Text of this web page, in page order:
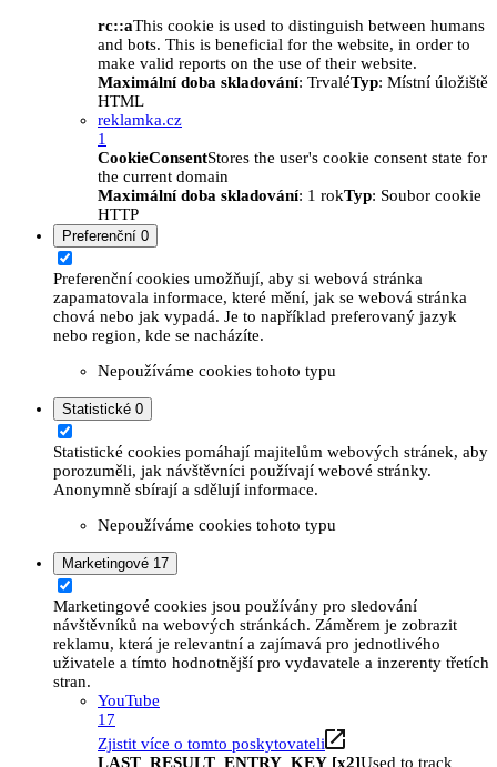
rc::aThis cookie is used to distinguish between humans
and bots. This is beneficial for the website, in order to
make valid reports on the use of their website.
Maximální doba skladování: TrvaléTyp: Místní úložiště
HTML
reklamka.cz
1
CookieConsentStores the user's cookie consent state for
the current domain
Maximální doba skladování: 1 rokTyp: Soubor cookie
HTTP
Preferenční 0
Preferenční cookies umožňují, aby si webová stránka
zapamatovala informace, které mění, jak se webová stránka
chová nebo jak vypadá. Je to například preferovaný jazyk
nebo region, kde se nacházíte.
Nepoužíváme cookies tohoto typu
Statistické 0
Statistické cookies pomáhají majitelům webových stránek, aby
porozuměli, jak návštěvníci používají webové stránky.
Anonymně sbírají a sdělují informace.
Nepoužíváme cookies tohoto typu
Marketingové 17
Marketingové cookies jsou používány pro sledování
návštěvníků na webových stránkách. Záměrem je zobrazit
reklamu, která je relevantní a zajímavá pro jednotlivého
uživatele a tímto hodnotnější pro vydavatele a inzerenty třetích
stran.
YouTube
17
Zjistit více o tomto poskytovateli
LAST_RESULT_ENTRY_KEY [x2]Used to track